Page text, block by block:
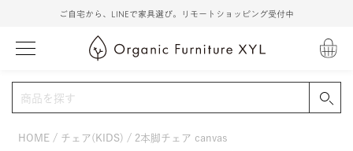
ご自宅から、LINEで家具選び。リモートショッピング受付中
HOME チェア(KIDS) 2本脚チェア canvas